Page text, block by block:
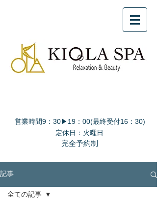
営業時間9：30▶19：00(最終受付16：30)
定休日：火曜日
完全予約制
記事
全ての記事